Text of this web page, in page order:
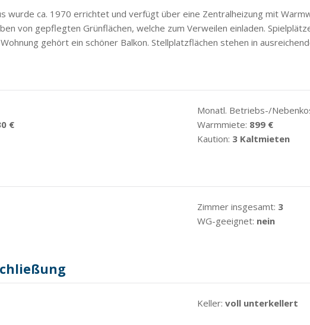
wurde ca. 1970 errichtet und verfügt über eine Zentralheizung mit
von gepflegten Grünflächen, welche zum Verweilen einladen.
gehört ein schöner Balkon. Stellplatzflächen stehen in
Monatl. Betriebs-/
€ Warmmiete: 899 €
Kaution: 3 Kaltmieten
Zimmer insgesamt: 3
WG-geeignet: nein
Keller: voll unterkellert